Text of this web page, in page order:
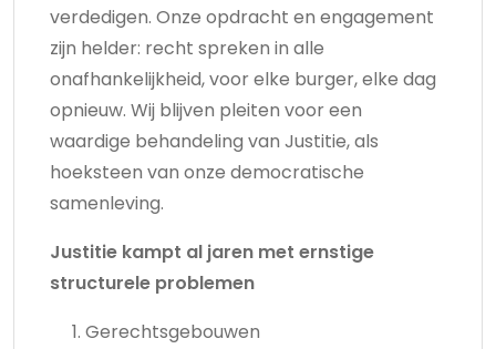
verdedigen. Onze opdracht en engagement
zijn helder: recht spreken in alle
onafhankelijkheid, voor elke burger, elke dag
opnieuw. Wij blijven pleiten voor een
waardige behandeling van Justitie, als
hoeksteen van onze democratische
samenleving.
Justitie kampt al jaren met ernstige
structurele problemen
Gerechtsgebouwen